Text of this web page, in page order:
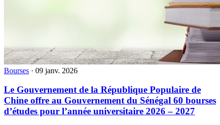
Bourses · 09 janv. 2026
Le Gouvernement de la République Populaire de
Chine offre au Gouvernement du Sénégal 60 bourses
d’études pour l’année universitaire 2026 – 2027